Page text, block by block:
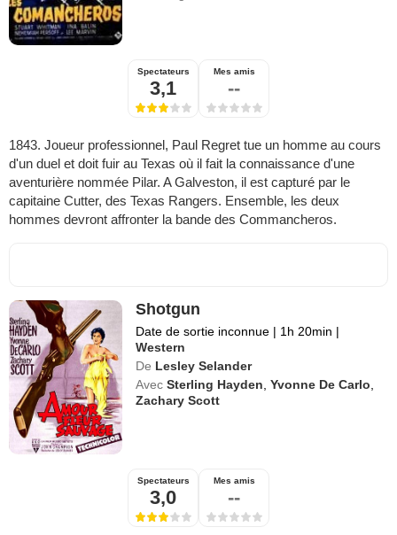
Spectateurs
3,1
Mes amis
--
1843. Joueur professionnel, Paul Regret tue un homme au cours
d'un duel et doit fuir au Texas où il fait la connaissance d'une
aventurière nommée Pilar. A Galveston, il est capturé par le
capitaine Cutter, des Texas Rangers. Ensemble, les deux
hommes devront affronter la bande des Commancheros.
Shotgun
Date de sortie inconnue | 1h 20min |
Western
De Lesley Selander
Avec Sterling Hayden ,Yvonne De Carlo
Zachary Scott
Spectateurs
3,0
Mes amis
--